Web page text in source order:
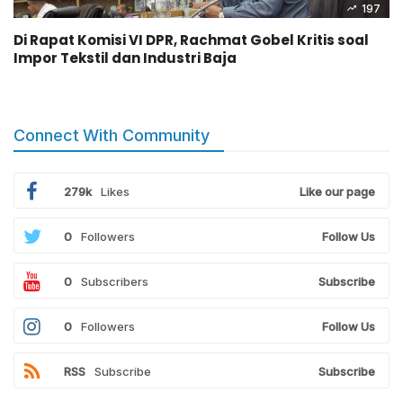
197
Di Rapat Komisi VI DPR, Rachmat Gobel Kritis soal
Impor Tekstil dan Industri Baja
Connect With Community
279k Likes Like our page
0 Followers Follow Us
0 Subscribers Subscribe
0 Followers Follow Us
RSS Subscribe Subscribe